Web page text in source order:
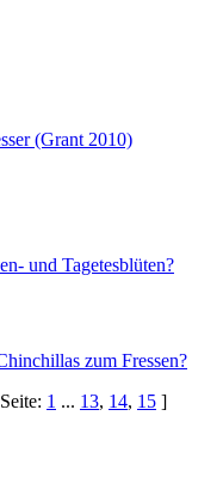
(Grant 2010)
und Tagetesblüten?
zum Fressen?
1 ... 13, 14, 15 ]